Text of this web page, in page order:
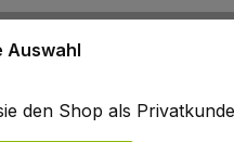
Auswahl
den Shop als